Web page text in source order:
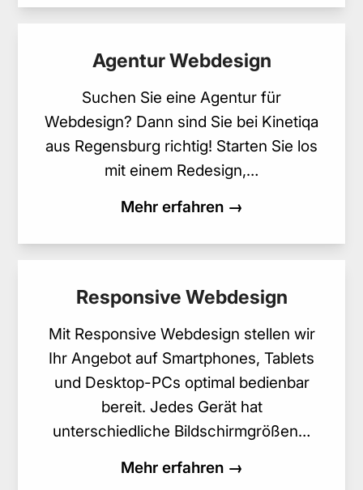
Agentur Webdesign
Suchen Sie eine Agentur für
Webdesign? Dann sind Sie bei Kinetiqa
aus Regensburg richtig! Starten Sie los
mit einem Redesign,…
Mehr erfahren →
Responsive Webdesign
Mit Responsive Webdesign stellen wir
Ihr Angebot auf Smartphones, Tablets
und Desktop-PCs optimal bedienbar
bereit. Jedes Gerät hat
unterschiedliche Bildschirmgrößen…
Mehr erfahren →